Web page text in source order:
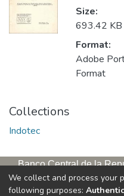
Size:
693.42 KB
Format:
Adobe
Format
Collections
Indotec
Banco Central de la
Henríquez Ureña, esq. Av.
We collect and process your
following purposes: